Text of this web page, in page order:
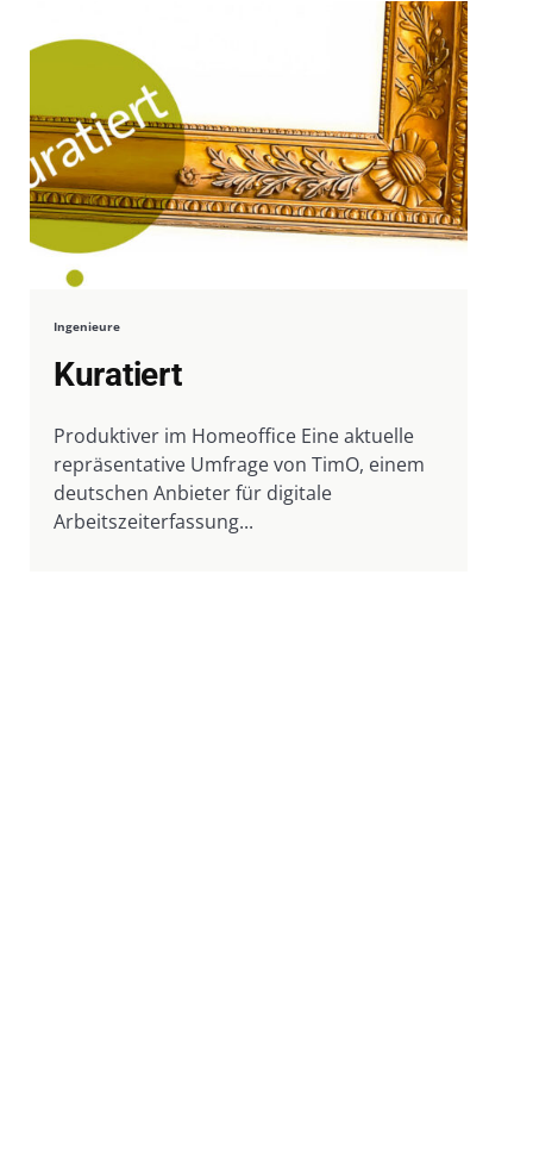
Ingenieure
Kuratiert
Produktiver im Homeoffice Eine aktuelle
repräsentative Umfrage von TimO, einem
deutschen Anbieter für digitale
Arbeitszeiterfassung...